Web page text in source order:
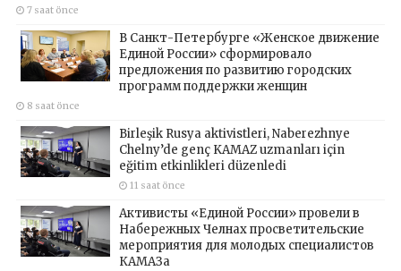
7 saat önce
В Санкт-Петербурге «Женское движение
Единой России» сформировало
предложения по развитию городских
программ поддержки женщин
8 saat önce
Birleşik Rusya aktivistleri, Naberezhnye
Chelny’de genç KAMAZ uzmanları için
eğitim etkinlikleri düzenledi
11 saat önce
Активисты «Единой России» провели в
Набережных Челнах просветительские
мероприятия для молодых специалистов
КАМАЗа